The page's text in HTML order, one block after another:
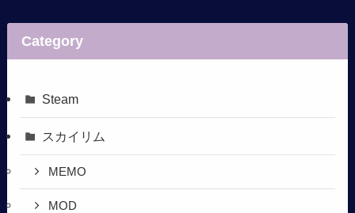
Category
Steam
スカイリム
MEMO
MOD